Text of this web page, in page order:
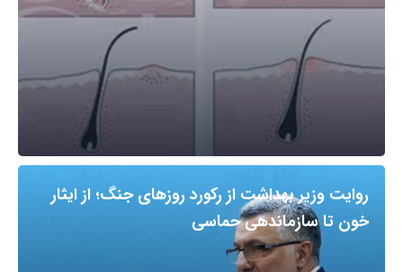
روایت وزیر بهداشت از رکورد روزهای جنگ؛ از ایثار
خون تا سازماندهی حماسی